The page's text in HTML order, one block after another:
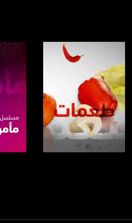
https://plus.google.com/u/0/b/